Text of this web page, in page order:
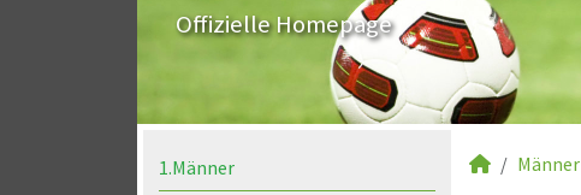
Offizielle Homepage
1.Männer
Männer